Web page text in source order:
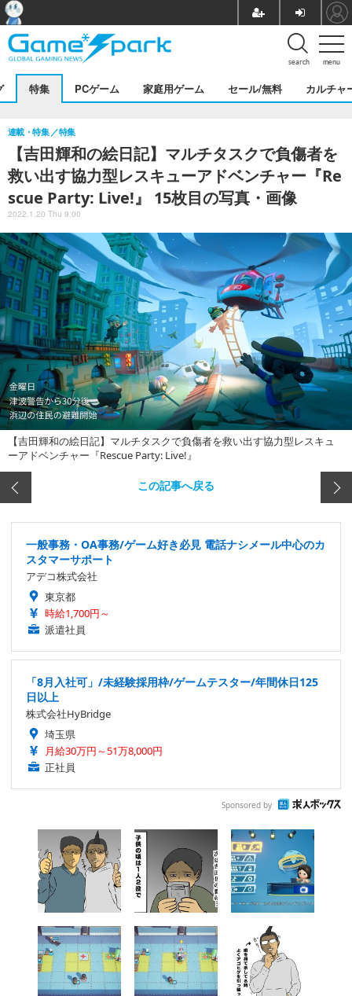
menu
search
特集 PCゲーム 家庭用ゲーム セール/無料 カルチャ
【吉田輝和の絵日記】マルチタスクで負傷者を
救い出す協力型レスキューアドベンチャー『Re
scue Party: Live!』 15枚目の写真・画像
連載・特集 特集
2022.1.20 Thu 9:00
【吉田輝和の絵日記】マルチタスクで負傷者を救い出す協力型レスキュ
ーアドベンチャー『Rescue Party: Live!』
この記事へ戻る
一般事務・OA事務/ゲーム好き必見 電話ナシメール中心のカ
スタマーサポート
アデコ株式会社
東京都
時給1,700円～
派遣社員
「8月入社可」/未経験採用枠/ゲームテスター/年間休日125
日以上
株式会社HyBridge
埼玉県
月給30万円～51万8,000円
正社員
Sponsored by